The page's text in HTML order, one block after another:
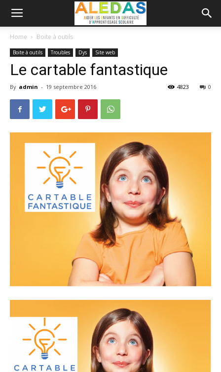
Home Boite à outils
Boite à outils Troubles Dys Site web
Le cartable fantastique
By admin - 19 septembre 2016 0
4823